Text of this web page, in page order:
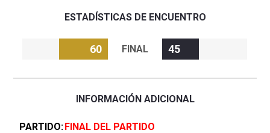
ESTADÍSTICAS DE ENCUENTRO
60 FINAL 45
INFORMACIÓN ADICIONAL
PARTIDO FINAL DEL PARTIDO